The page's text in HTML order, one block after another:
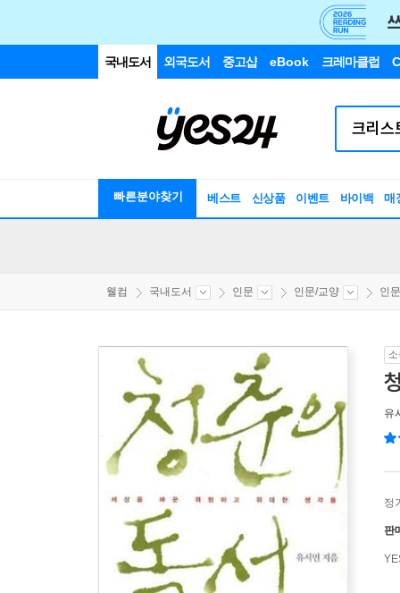
국내도서 외국도서 중고샵 eBook 크레마클럽
빠른분야찾기 베스트 신상품 이벤트 바이백 매
웰컴 국내도서 인문 인문/교양 인
유
정
판